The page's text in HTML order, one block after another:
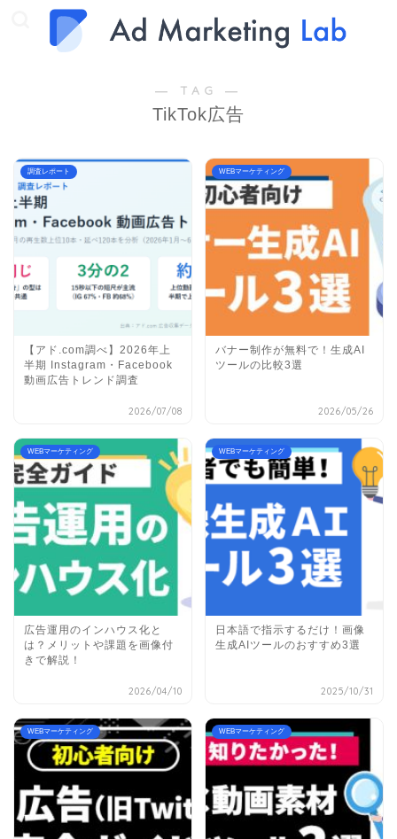
― TAG ―
TikTok広告
調査レポート
【アド.com調べ】2026年上
半期 Instagram・Facebook
動画広告トレンド調査
2026/07/08
WEBマーケティング
バナー制作が無料で！生成AI
ツールの比較3選
2026/05/26
WEBマーケティング
広告運用のインハウス化と
は？メリットや課題を画像付
きで解説！
2026/04/10
WEBマーケティング
日本語で指示するだけ！画像
生成AIツールのおすすめ3選
2025/10/31
WEBマーケティング WEBマーケティング